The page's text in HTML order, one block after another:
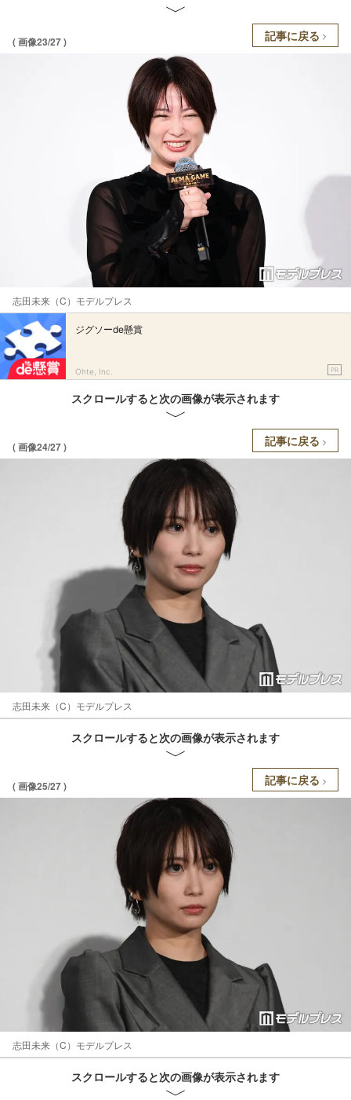
( 画像23/27 ) 記事に戻る
志田未来（C）モデルプレス
ジグソーde懸賞
Ohte, Inc. PR
スクロールすると次の画像が表示されます
( 画像24/27 ) 記事に戻る
志田未来（C）モデルプレス
スクロールすると次の画像が表示されます
( 画像25/27 ) 記事に戻る
志田未来（C）モデルプレス
スクロールすると次の画像が表示されます